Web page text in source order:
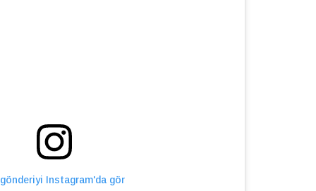
Instagram'da gör